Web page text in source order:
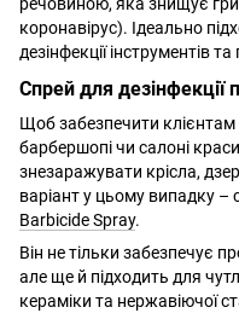
коронавірус). Ідеально
дезінфекції інструментів
Спрей для дезінфекції
Щоб забезпечити
барбершопі чи салоні
знезаражувати крісла,
варіант у цьому випадку –
Barbicide Spray.
Він не тільки забезпечує
але ще й підходить для
кераміки та нержавіючої